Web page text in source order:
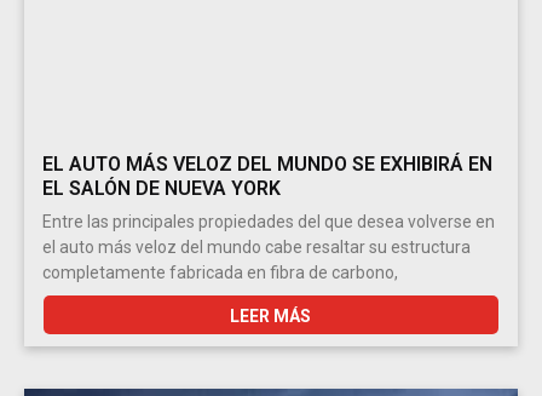
EL AUTO MÁS VELOZ DEL MUNDO SE EXHIBIRÁ EN
EL SALÓN DE NUEVA YORK
Entre las principales propiedades del que desea volverse en
el auto más veloz del mundo cabe resaltar su estructura
completamente fabricada en fibra de carbono,
LEER MÁS